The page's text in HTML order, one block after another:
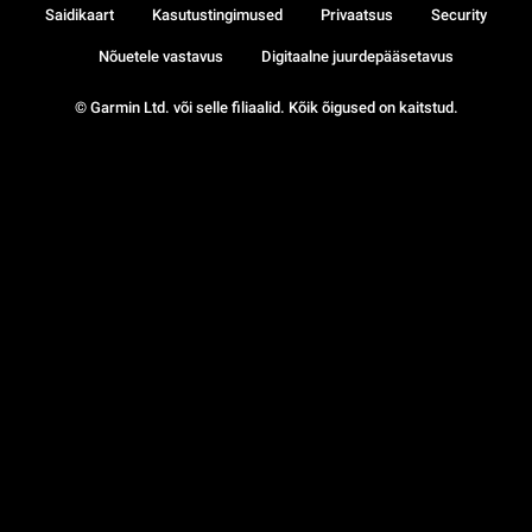
© Garmin Ltd. või selle filiaalid. Kõik õigused on kaitstud.
Saidikaart Kasutustingimused Privaatsus Security
Nõuetele vastavus Digitaalne juurdepääsetavus